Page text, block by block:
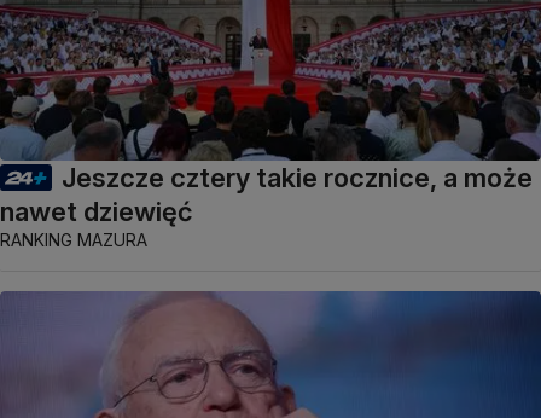
Jeszcze cztery takie rocznice, a może
nawet dziewięć
RANKING MAZURA